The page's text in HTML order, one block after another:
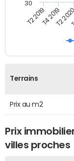
T2 2019T4 2019
T2
30
Terrains
Prix au m2
Prix
villes proches